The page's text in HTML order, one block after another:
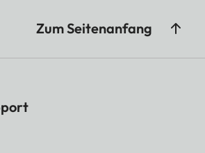
Zum Seitenanfang